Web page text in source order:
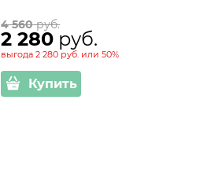
4 560 руб.
2 280 руб.
выгода2 280 руб. или50%
Купить